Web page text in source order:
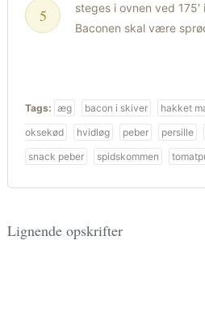
steges i ovnen ved
Baconen skal være
Tags: æg bacon i skiver hakket
oksekød
hvidløg peber persille
snack peber
spidskommen
Lignende opskrifter